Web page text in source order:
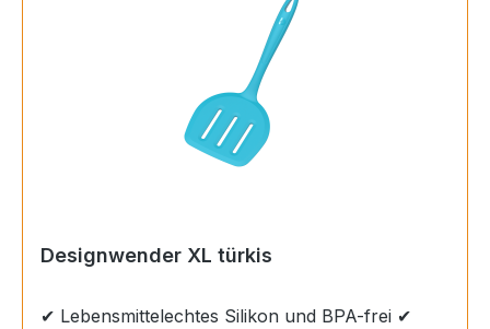
perfekte Größe für einfaches Wenden in
verschiedenen Pfannen und Töpfen.
Designwender XL türkis
✔ Lebensmittelechtes Silikon und BPA-frei ✔